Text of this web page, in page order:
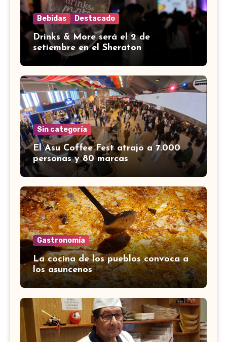
Bebidas Destacado
Drinks & More será el 2 de
setiembre en el Sheraton
Sin categoría
El Asu Coffee Fest atrajo a 7.000
personas y 80 marcas
Gastronomía
La cocina de los pueblos convoca a
los asuncenos